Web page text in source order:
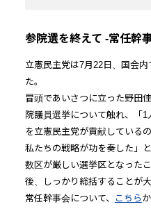
参院選を終えて -常任幹
立憲民主党は7月22日、国会
た。
冒頭であいさつに立った野田
院議員選挙について触れ、「
を立憲民主党が貢献している
私たちの戦略が功を奏した」
数区が厳しい選挙区となった
後、しっかり総括することが
常任幹事会について、
こちら